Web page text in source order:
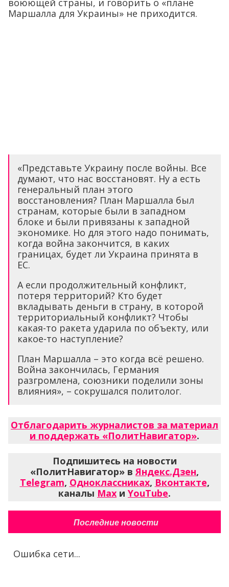
воюющей страны, и говорить о «плане
Маршалла для Украины» не приходится.
«Представьте Украину после войны. Все
думают, что нас восстановят. Ну а есть
генеральный план этого
восстановления? План Маршалла был
странам, которые были в западном
блоке и были привязаны к западной
экономике. Но для этого надо понимать,
когда война закончится, в каких
границах, будет ли Украина принята в
ЕС.
А если продолжительный конфликт,
потеря территорий? Кто будет
вкладывать деньги в страну, в которой
территориальный конфликт? Чтобы
какая-то ракета ударила по объекту, или
какое-то наступление?
План Маршалла – это когда всё решено.
Война закончилась, Германия
разгромлена, союзники поделили зоны
влияния», – сокрушался политолог.
Отблагодарить журналистов за материал
и поддержать «ПолитНавигатор».
Подпишитесь на новости
«ПолитНавигатор» вЯндекс.Дзен,
Telegram, Одноклассниках, Вконтакте,
каналы Max и YouTube.
Последние новости
Ошибка сети...